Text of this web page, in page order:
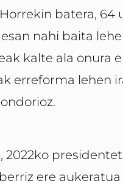
batera, 64
nahi baita
kalte ala onura
erreforma lehen
ere aukeratua